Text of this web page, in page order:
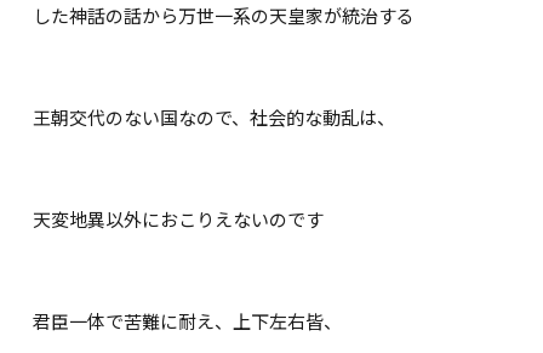
した神話の話から万世一系の天皇家が統治する
王朝交代のない国なので、社会的な動乱は、
天変地異以外におこりえないのです
君臣一体で苦難に耐え、上下左右皆、